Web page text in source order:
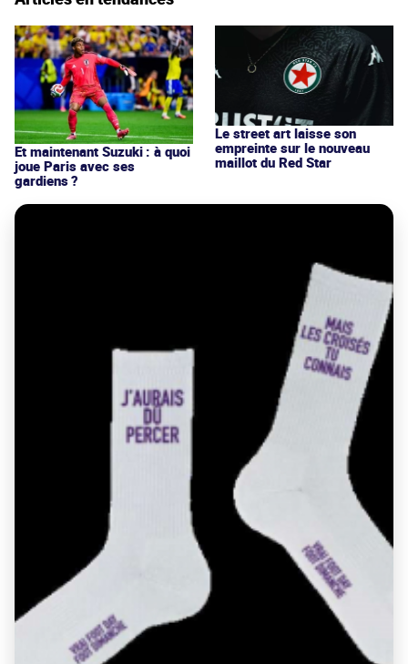
Et maintenant Suzuki : à quoi
joue Paris avec ses
gardiens ?
Le street art laisse son
empreinte sur le nouveau
maillot du Red Star